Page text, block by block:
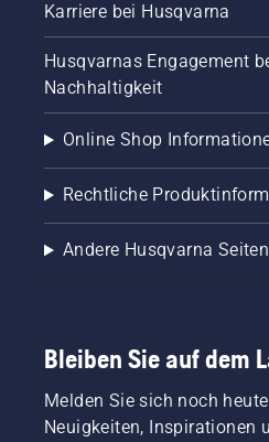
Karriere bei Husqvarna
Husqvarnas Engagement
Nachhaltigkeit
Online Shop
Rechtliche
Andere Husqvarna Seiten
Bleiben Sie auf dem
Melden Sie sich noch
Neuigkeiten, Inspirationen